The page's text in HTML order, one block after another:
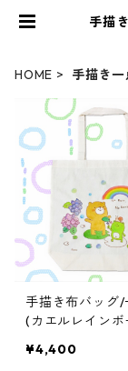
手描
HOME 手描き
手描き布バッグ/
(カエルレインボ
¥4,400